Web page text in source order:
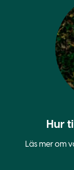
Hur
Läs mer om